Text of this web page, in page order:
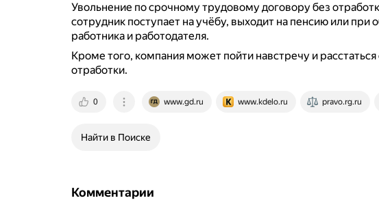
Увольнение по срочному трудовому договору без
сотрудник поступает на учёбу, выходит на пенсию или при
работника и работодателя.
Кроме того, компания может пойти навстречу и
отработки.
0 www.gd.ru www.kdelo.ru pravo.rg.ru
Найти в Поиске
Комментарии